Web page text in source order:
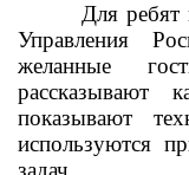
Для ребят
Управления
желанные
рассказывают
показывают
используются